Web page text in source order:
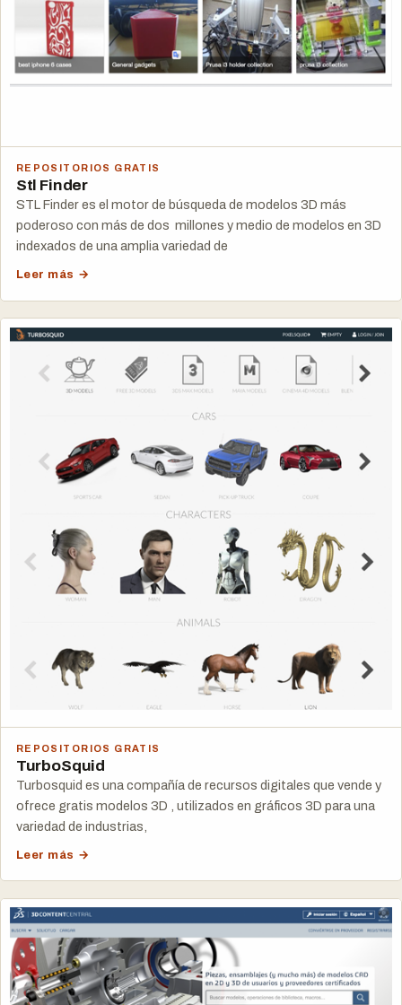
REPOSITORIOS GRATIS
Stl Finder
STL Finder es el motor de búsqueda de modelos 3D más
poderoso con más de dos millones y medio de modelos en 3D
indexados de una amplia variedad de
Leer más →
REPOSITORIOS GRATIS
TurboSquid
Turbosquid es una compañía de recursos digitales que vende y
ofrece gratis modelos 3D , utilizados en gráficos 3D para una
variedad de industrias,
Leer más →